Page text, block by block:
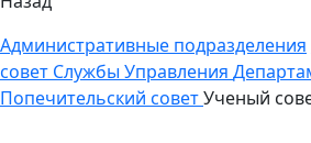
Административные подразделения
совет Службы Управления
Попечительский советУченый